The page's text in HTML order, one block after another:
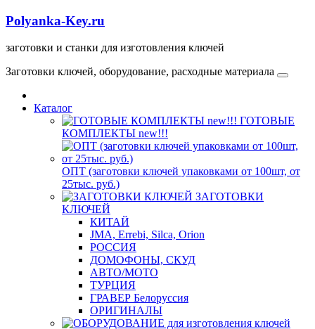
Polyanka-Key.ru
заготовки и станки для изготовления ключей
Заготовки ключей, оборудование, расходные материала
Каталог
ГОТОВЫЕ
КОМПЛЕКТЫ new!!!
ОПТ (заготовки ключей упаковками от 100шт, от
25тыс. руб.)
ЗАГОТОВКИ
КЛЮЧЕЙ
КИТАЙ
JMA, Errebi, Silca, Orion
РОССИЯ
ДОМОФОНЫ, СКУД
ABTO/МОТО
ТУРЦИЯ
ГРАВЕР Белоруссия
ОРИГИНАЛЫ